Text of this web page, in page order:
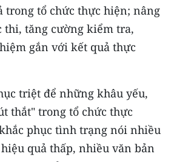
trong tổ chức thực hiện; nâng
thi, tăng cường kiểm tra,
gắn với kết quả thực
triệt để những khâu yếu,
thắt" trong tổ chức thực
phục tình trạng nói nhiều
quả thấp, nhiều văn bản